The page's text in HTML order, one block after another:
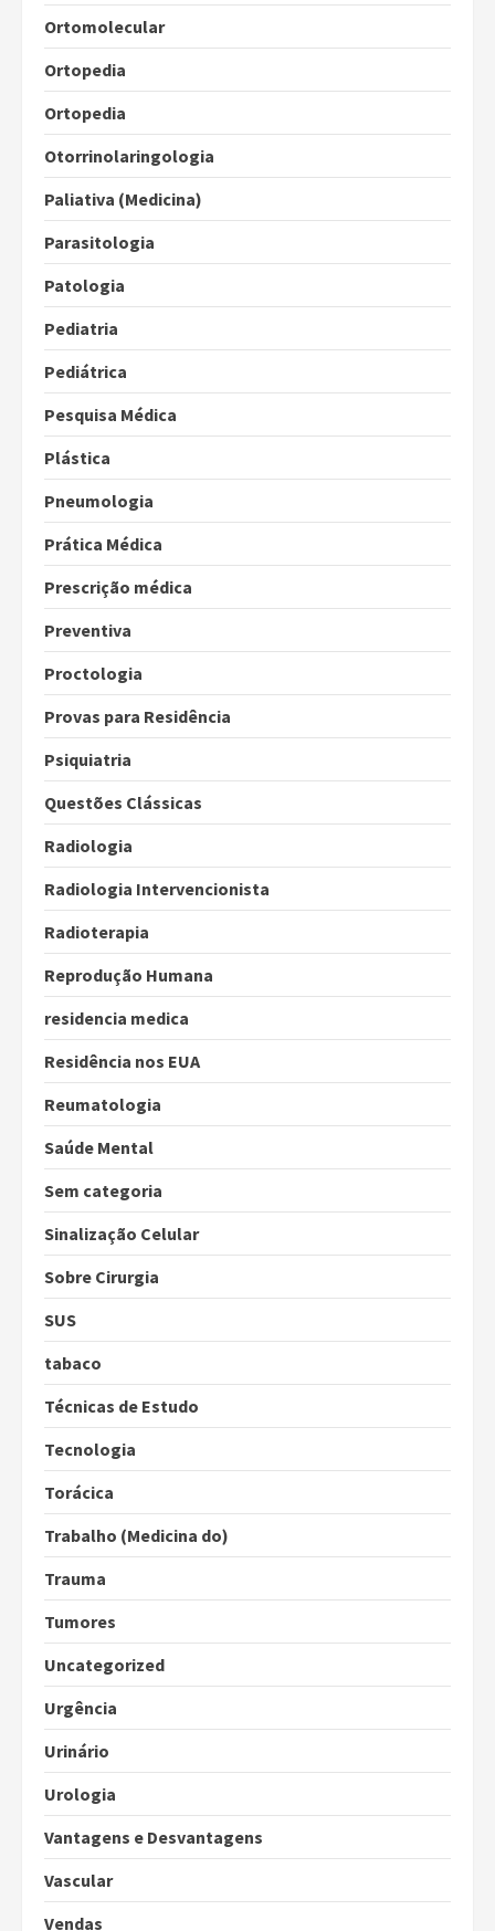
Ortomolecular
Ortopedia
Ortopedia
Otorrinolaringologia
Paliativa (Medicina)
Parasitologia
Patologia
Pediatria
Pediátrica
Pesquisa Médica
Plástica
Pneumologia
Prática Médica
Prescrição médica
Preventiva
Proctologia
Provas para Residência
Psiquiatria
Questões Clássicas
Radiologia
Radiologia Intervencionista
Radioterapia
Reprodução Humana
residencia medica
Residência nos EUA
Reumatologia
Saúde Mental
Sem categoria
Sinalização Celular
Sobre Cirurgia
SUS
tabaco
Técnicas de Estudo
Tecnologia
Torácica
Trabalho (Medicina do)
Trauma
Tumores
Uncategorized
Urgência
Urinário
Urologia
Vantagens e Desvantagens
Vascular
Vendas